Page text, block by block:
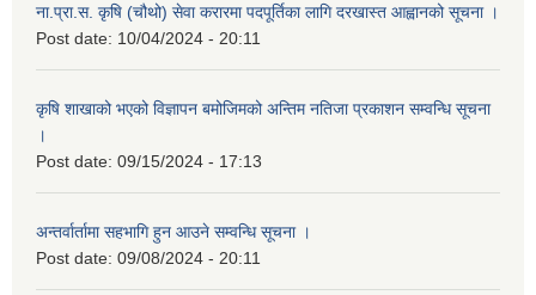
ना.प्रा.स. कृषि (चौथो) सेवा करारमा पदपूर्तिका लागि दरखास्त आह्वानको सूचना ।
Post date: 10/04/2024 - 20:11
कृषि शाखाको भएको विज्ञापन बमोजिमको अन्तिम नतिजा प्रकाशन सम्वन्धि सूचना
।
Post date: 09/15/2024 - 17:13
अन्तर्वार्तामा सहभागि हुन आउने सम्वन्धि सूचना ।
Post date: 09/08/2024 - 20:11